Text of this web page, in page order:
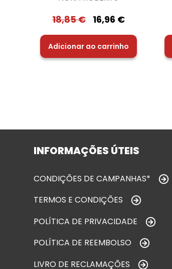
18,85€ 16,96 €
Adicionar ao carrinho
INFORMAÇÕES ÚTEIS
CONDIÇÕES DE CAMPANHAS*
TERMOS E CONDIÇÕES
POLÍTICA DE PRIVACIDADE
POLÍTICA DE REEMBOLSO
LIVRO DE RECLAMAÇÕES